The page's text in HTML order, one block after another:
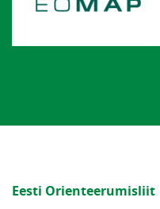
Eesti Orienteerumisliit